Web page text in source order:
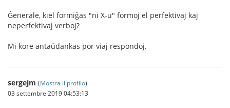
Ĝenerale, kiel formiĝas "ni X-u" formoj el perfektivaj kaj
neperfektivaj verboj?
Mi kore antaŭdankas por viaj respondoj.
sergejm (Mostra il profilo)
03 settembre 2019 04:53:13